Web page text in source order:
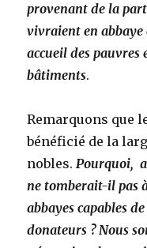
provenant de la
vivraient en
accueil des pauvres
bâtiments.
Remarquons que
bénéficié de la
nobles.Pourquoi,
ne tomberait-il pas
abbayes capables
donateurs ? Nous